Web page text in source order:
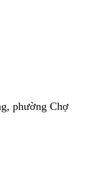
phường Chợ